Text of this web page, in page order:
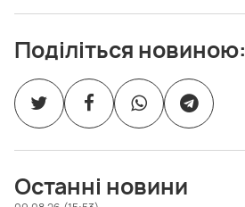
Поділіться новиною:
Останні новини